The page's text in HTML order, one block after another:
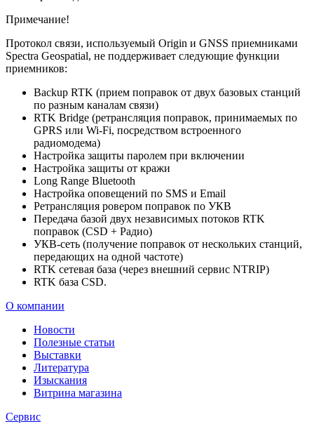
Примечание!
Протокол связи, используемый Origin и GNSS приемниками
Spectra Geospatial, не поддерживает следующие функции
приемников:
Backup RTK (прием поправок от двух базовых станций
по разным каналам связи)
RTK Bridge (ретрансляция поправок, принимаемых по
GPRS или Wi-Fi, посредством встроенного
радиомодема)
Настройка защиты паролем при включении
Настройка защиты от кражи
Long Range Bluetooth
Настройка оповещений по SMS и Email
Ретрансляция ровером поправок по УКВ
Передача базой двух независимых потоков RTK
поправок (CSD + Радио)
УКВ-сеть (получение поправок от нескольких станций,
передающих на одной частоте)
RTK сетевая база (через внешний сервис NTRIP)
RTK база CSD.
О компании
Новости
Полезные статьи
Выставки
Литература
Изыскания
Витрина магазина
Сервис